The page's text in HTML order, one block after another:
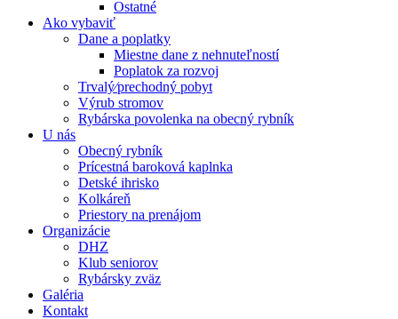
Ostatné
Ako vybaviť
Dane a poplatky
Miestne dane z nehnuteľností
Poplatok za rozvoj
Trvalý⁄prechodný pobyt
Výrub stromov
Rybárska povolenka na obecný rybník
U nás
Obecný rybník
Prícestná baroková kaplnka
Detské ihrisko
Kolkáreň
Priestory na prenájom
Organizácie
DHZ
Klub seniorov
Rybársky zväz
Galéria
Kontakt